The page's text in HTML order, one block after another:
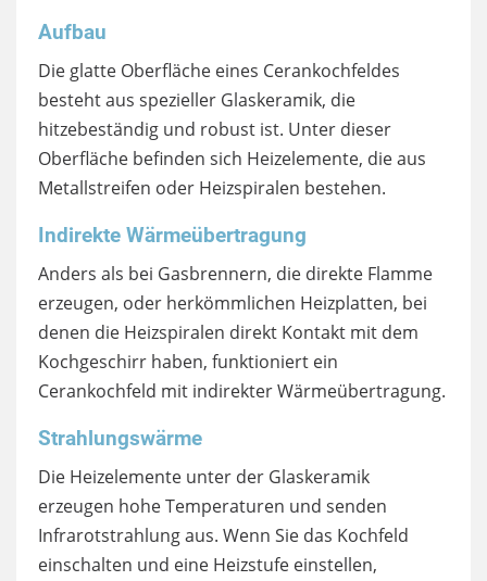
Aufbau
Die glatte Oberfläche eines Cerankochfeldes
besteht aus spezieller Glaskeramik, die
hitzebeständig und robust ist. Unter dieser
Oberfläche befinden sich Heizelemente, die aus
Metallstreifen oder Heizspiralen bestehen.
Indirekte Wärmeübertragung
Anders als bei Gasbrennern, die direkte Flamme
erzeugen, oder herkömmlichen Heizplatten, bei
denen die Heizspiralen direkt Kontakt mit dem
Kochgeschirr haben, funktioniert ein
Cerankochfeld mit indirekter Wärmeübertragung.
Strahlungswärme
Die Heizelemente unter der Glaskeramik
erzeugen hohe Temperaturen und senden
Infrarotstrahlung aus. Wenn Sie das Kochfeld
einschalten und eine Heizstufe einstellen,